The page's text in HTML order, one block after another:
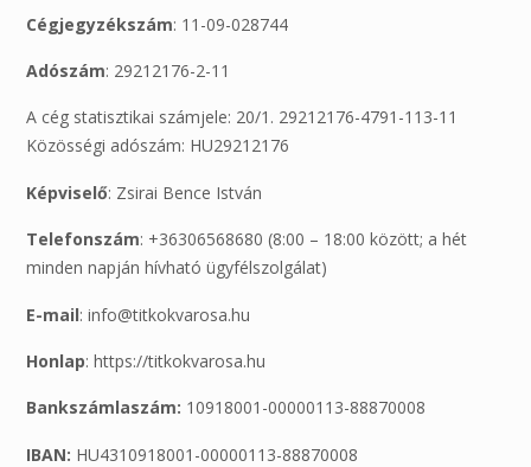
Cégjegyzékszám: 11-09-028744
Adószám: 29212176-2-11
A cég statisztikai számjele: 20/1. 29212176-4791-113-11
Közösségi adószám: HU29212176
Képviselő: Zsirai Bence István
Telefonszám: +36306568680 (8:00 – 18:00 között; a hét
minden napján hívható ügyfélszolgálat)
E-mail: info@titkokvarosa.hu
Honlap: https://titkokvarosa.hu
Bankszámlaszám: 10918001-00000113-88870008
IBAN: HU4310918001-00000113-88870008